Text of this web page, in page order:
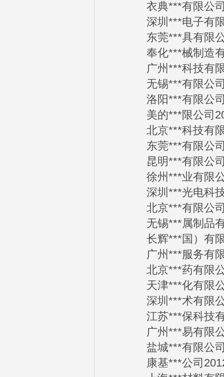
衣典***有限公司
深圳***电子有限
东莞***具有限公
奉化***械制造有
广州***科技有限
无锡***有限公司
洛阳***有限公司
美的***限公司
北京***科技有限
东莞***有限公司
昆明***有限公司
徐州***业有限公
深圳***光电科技
北京***有限公司
无锡***属制品有
长辉***国）有限
广州***服务有限
北京***药有限公
天津***化有限公
深圳***术有限公
江苏***保科技有
广州***易有限公
盐城***有限公司
康基***公司